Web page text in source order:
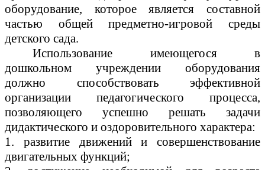
оборудование, которое является составной
частью общей предметно-игровой среды
детского сада.
Использование имеющегося в
дошкольном учреждении оборудования
должно способствовать эффективной
организации педагогического процесса,
позволяющего успешно решать задачи
дидактического и оздоровительного характера:
1. развитие движений и совершенствование
двигательных функций;